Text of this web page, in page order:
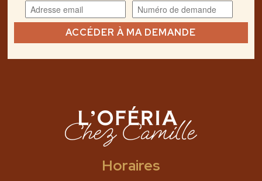
ACCÉDER À MA DEMANDE
Horaires